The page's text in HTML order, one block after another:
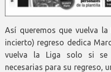
Así queremos que vuelva
incierto) regreso dedica
vuelva la Liga solo si se
necesarias para su regreso,